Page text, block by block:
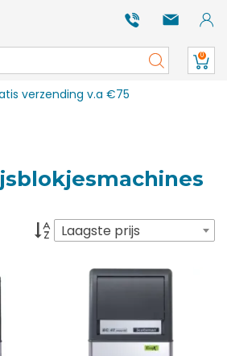
0
verzending v.a €75
Laagste prijs